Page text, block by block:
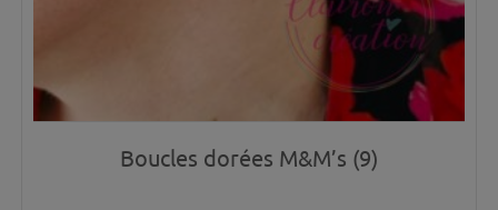
Boucles dorées M&M’s (9)